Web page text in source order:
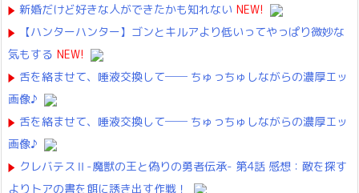
新婚だけど好きな人ができたかも知れない NEW!
【ハンターハンター】ゴンとキルアより低いってやっぱり微妙な
気もする NEW!
舌を絡ませて、唾液交換して── ちゅっちゅしながらの濃厚エッ
画像♪
舌を絡ませて、唾液交換して── ちゅっちゅしながらの濃厚エッ
画像♪
クレバテスⅡ-魔獣の王と偽りの勇者伝承- 第4話 感想：敵を探す
よりトアの書を餌に誘き出す作戦！